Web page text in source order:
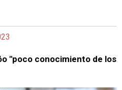
"poco conocimiento de los